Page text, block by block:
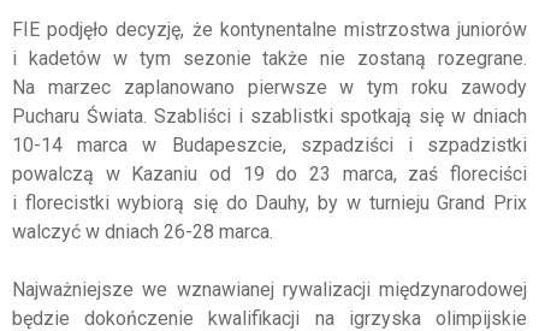
FIE podjęło decyzję, że kontynentalne mistrzostwa juniorów
i kadetów w tym sezonie także nie zostaną rozegrane.
Na marzec zaplanowano pierwsze w tym roku zawody
Pucharu Świata. Szabliści i szablistki spotkają się w dniach
10-14 marca w Budapeszcie, szpadziści i szpadzistki
powalczą w Kazaniu od 19 do 23 marca, zaś floreciści
i florecistki wybiorą się do Dauhy, by w turnieju Grand Prix
walczyć w dniach 26-28 marca.
Najważniejsze we wznawianej rywalizacji międzynarodowej
będzie dokończenie kwalifikacji na igrzyska olimpijskie